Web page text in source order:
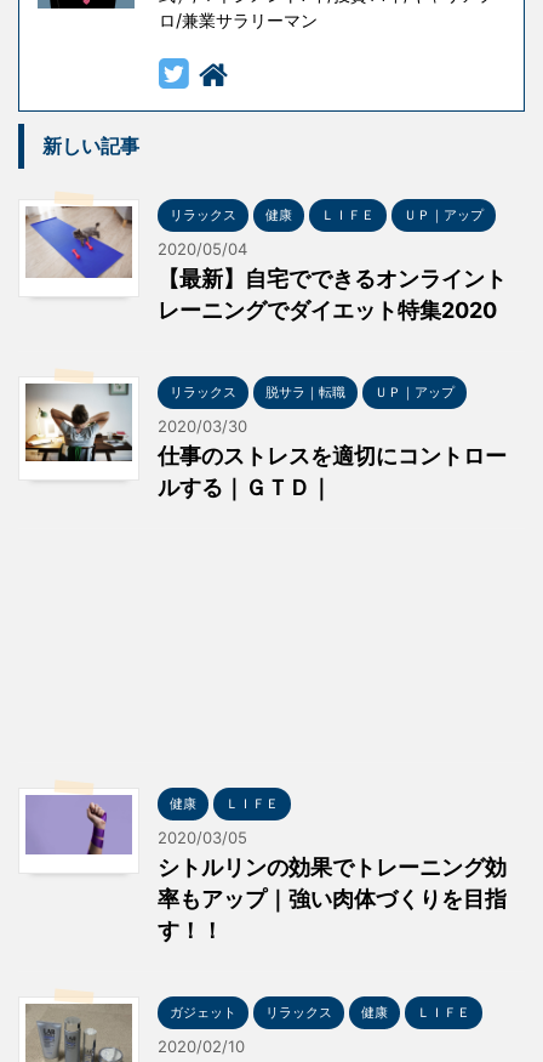
ロ/兼業サラリーマン
新しい記事
リラックス 健康 ＬＩＦＥ ＵＰ｜アップ
2020/05/04
【最新】自宅でできるオンライント
レーニングでダイエット特集2020
リラックス 脱サラ｜転職 ＵＰ｜アップ
2020/03/30
仕事のストレスを適切にコントロー
ルする｜ＧＴＤ｜
健康 ＬＩＦＥ
2020/03/05
シトルリンの効果でトレーニング効
率もアップ｜強い肉体づくりを目指
す！！
ガジェット リラックス 健康 ＬＩＦＥ
2020/02/10